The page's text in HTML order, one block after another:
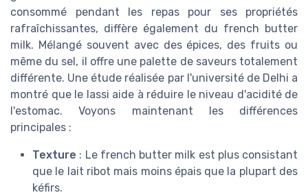
consommé pendant les repas pour ses propriétés
rafraîchissantes, diffère également du french butter
milk. Mélangé souvent avec des épices, des fruits ou
même du sel, il offre une palette de saveurs totalement
différente. Une étude réalisée par l'université de Delhi a
montré que le lassi aide à réduire le niveau d'acidité de
l'estomac. Voyons maintenant les différences
principales :
Texture : Le french butter milk est plus consistant
que le lait ribot mais moins épais que la plupart des
kéfirs.